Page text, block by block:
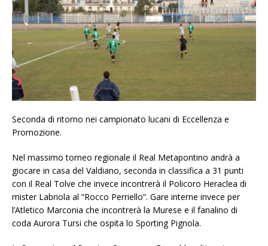
Seconda di ritorno nei campionato lucani di Eccellenza e
Promozione.
Nel massimo torneo regionale il Real Metapontino andrà a
giocare in casa del Valdiano, seconda in classifica a 31 punti
con il Real Tolve che invece incontrerà il Policoro Heraclea di
mister Labriola al “Rocco Perriello”. Gare interne invece per
l’Atletico Marconia che incontrerà la Murese e il fanalino di
coda Aurora Tursi che ospita lo Sporting Pignola.